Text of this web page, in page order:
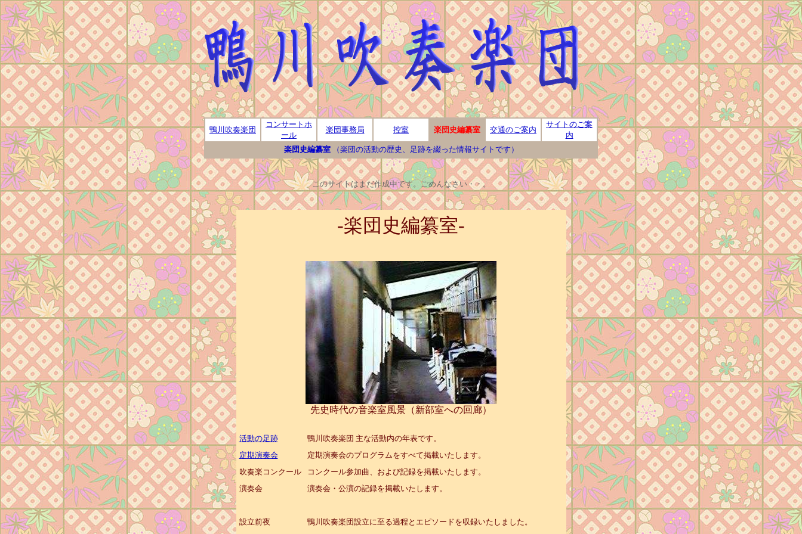
鴨川吹奏楽団
コンサートホ
ール
楽団事務局 控室 楽団史編纂室 交通のご案内
サイトのご案
内
楽団史編纂室（楽団の活動の歴史、足跡を綴った情報サイトです）
このサイトはまだ作成中です。ごめんなさい・・。
-楽団史編纂室-
先史時代の音楽室風景（新部室への回廊）
活動の足跡
鴨川吹奏楽団 主な活動内の年表です。
定期演奏会
定期演奏会のプログラムをすべて掲載いたします。
吹奏楽コンクール
コンクール参加曲、および記録を掲載いたします。
演奏会
演奏会・公演の記録を掲載いたします。
設立前夜 鴨川吹奏楽団設立に至る過程とエピソードを収録いたしました。